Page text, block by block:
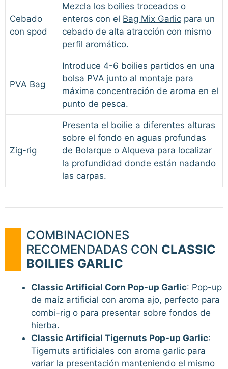
Cebado
con spod
Mezcla los boilies troceados o
enteros con el Bag Mix Garlic para un
cebado de alta atracción con mismo
perfil aromático.
PVA Bag
Introduce 4-6 boilies partidos en una
bolsa PVA junto al montaje para
máxima concentración de aroma en el
punto de pesca.
Zig-rig
Presenta el boilie a diferentes alturas
sobre el fondo en aguas profundas
de Bolarque o Alqueva para localizar
la profundidad donde están nadando
las carpas.
COMBINACIONES
RECOMENDADAS CON CLASSIC
BOILIES GARLIC
Classic Artificial Corn Pop-up Garlic: Pop-up
de maíz artificial con aroma ajo, perfecto para
combi-rig o para presentar sobre fondos de
hierba.
Classic Artificial Tigernuts Pop-up Garlic:
Tigernuts artificiales con aroma garlic para
variar la presentación manteniendo el mismo